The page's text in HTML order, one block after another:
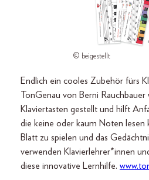
© beigestellt
Endlich ein cooles Zubehör fürs
TonGenau von Berni
Klaviertasten gestellt und hilft
die keine oder kaum Noten
Blatt zu spielen und das
verwenden Klavierlehrer*innen
diese innovative Lernhilfe.